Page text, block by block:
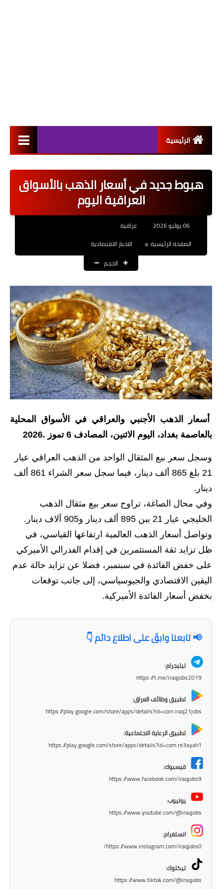
الرئيسية
اخبار القطاع العام
اخبار القطاع الخاص
العقود والاجور اليومية
الرواتب
القروض والسلف
المنح المالية
قطع الاراضي
اخبار العراق
الاخبار السياسية
الاخبار الامنية
الاخبار الاقتصادية
المدارس
اخبار وقرارات وزارة التربية
نتائج الامتحانات
المرحلة الابتدائية
المرحلة الاعدادية
اسئلة وزارية
المرحلة الاعدادية
هبوط جديد في أسعار الذهب بالأسواق
العراقية اليوم
06 يوليو 2026
عراقية
الصفحة الرئيسية
الاخبار الاقتصادية
الحجم
أسعار الذهب الأجنبي والعراقي في الأسواق المحلية
بالعاصمة بغداد، اليوم الاثنين، المصادف 6 تموز .2026
وسجل سعر بيع المثقال الواحد من الذهب العراقي عيار
21 بلغ 865 ألف دينار، فيما سجل سعر الشراء 861 ألف
دينار.
وفي محال الصاغة، تراوح سعر بيع مثقال الذهب
الخليجي عيار 21 بين 895 ألف دينار و905 آلاف دينار.
وتواصل أسعار الذهب العالمية ارتفاعها القياسي، في
ظل تزايد ثقة المستثمرين في إقدام الفدرالي الأميركي
على خفض الفائدة في سبتمبر، فضلا عن تزايد حالة عدم
اليقين الاقتصادي والجيوسياسي، إلى جانب توقعات
بخفض أسعار الفائدة الأميركية.
📢 تابعنا وابقَ على اطلاع دائم 👇
تيليجرام:
https://t.me/iraqjobs2019
تطبيق وظائف العراق:
https://play.google.com/store/apps/details?id=com.iraq21jobs
تطبيق الرعاية الاجتماعية:
https://play.google.com/store/apps/details?id=com.re3ayah1
فيسبوك:
https://www.facebook.com/iraqjobs9
يوتيوب:
https://www.youtube.com/@iraqjobs
انستغرام:
https://www.instagram.com/iraqjobs0/
تيكتوك:
https://www.tiktok.com/@iraqjobs